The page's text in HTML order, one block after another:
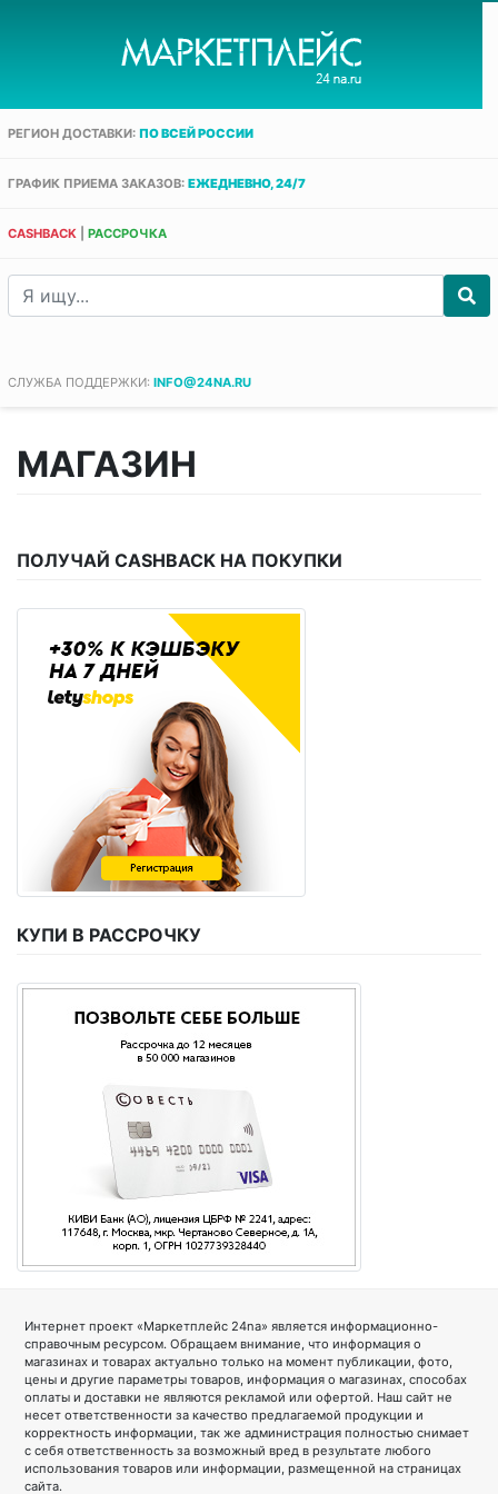
РЕГИОН ДОСТАВКИ: ПО ВСЕЙ РОССИИ
ГРАФИК ПРИЕМА ЗАКАЗОВ: ЕЖЕДНЕВНО, 24/7
CASHBACK РАССРОЧКА
СЛУЖБА ПОДДЕРЖКИ: INFO@24NA.RU
МАГАЗИН
ПОЛУЧАЙ CASHBACK НА ПОКУПКИ
КУПИ В РАССРОЧКУ
Интернет проект «Маркетплейс 24na» является информационно-
справочным ресурсом. Обращаем внимание, что информация о
магазинах и товарах актуально только на момент публикации, фото,
цены и другие параметры товаров, информация о магазинах, способах
оплаты и доставки не являются рекламой или офертой. Наш сайт не
несет ответственности за качество предлагаемой продукции и
корректность информации, так же администрация полностью снимает
с себя ответственность за возможный вред в результате любого
использования товаров или информации, размещенной на страницах
сайта.